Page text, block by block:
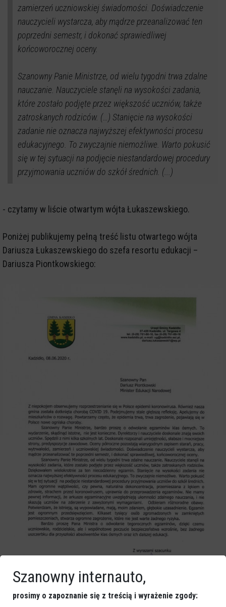
zamierzeń uczniowskiej świadomości. Doświadczenie
nauczycieli wystarcza, aby mądrze przeanalizować ten
poprzedni semestr, i dokonać sprawiedliwej
końcoworocznej oceny.
Szanowny Panie Ministrze, od wielu tygodni trwa zdalne
nauczanie. Nauczyciele stanęli na wysokości zadania,
które zostało podjęte przez większość uczniów, także
zatroskanych rodziców. (…) Stanięcie na wysokości
zadanie nie oznacza najwyższej efektywności procesu
edukacyjnego. To zwyczajnie niemożliwe. Warto pokusić
się w tej sytuacji na podjęcie niestandardowej procedury
przyjmowania uczniów do szkół średnich. (...)
- czytamy w liście otwartym wójta Łukaszewskiego.
Poniżej publikujemy pełną treść listu otwartego wójta
Dariusza Łukaszewskiego do szefa resortu edukacji –
Dariusza Piontkowskiego:
Szanowny internauto,
prosimy o zapoznanie się z treścią i wyrażenie zgody: